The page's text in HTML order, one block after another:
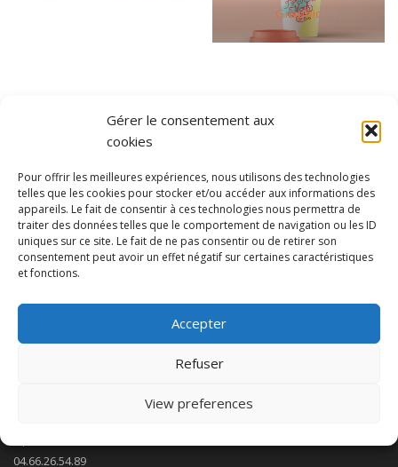
Gérer le consentement aux
cookies
Pour offrir les meilleures expériences, nous utilisons des technologies
telles que les cookies pour stocker et/ou accéder aux informations des
appareils. Le fait de consentir à ces technologies nous permettra de
traiter des données telles que le comportement de navigation ou les ID
uniques sur ce site. Le fait de ne pas consentir ou de retirer son
consentement peut avoir un effet négatif sur certaines caractéristiques
et fonctions.
Accepter
Refuser
View preferences
Graphic
Le Relais Loisirs Handicap 30 est une association composée de
femmes et d’hommes convaincus de l’impérieuse nécessité de créer
toutes les conditions nécessaires à l’accueil des enfants en situation
de handicap dans les structure de loisirs ordinaires, afin que tous
04.66.26.54.89